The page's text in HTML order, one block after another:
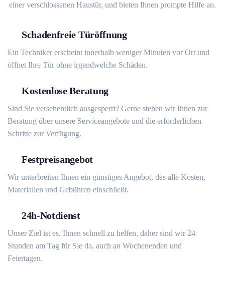
einer verschlossenen Haustür, und bieten Ihnen prompte Hilfe an.
Schadenfreie Türöffnung
Ein Techniker erscheint innerhalb weniger Minuten vor Ort und
öffnet Ihre Tür ohne irgendwelche Schäden.
Kostenlose Beratung
Sind Sie versehentlich ausgesperrt? Gerne stehen wir Ihnen zur
Beratung über unsere Serviceangebote und die erforderlichen
Schritte zur Verfügung.
Festpreisangebot
Wir unterbreiten Ihnen ein günstiges Angebot, das alle Kosten,
Materialien und Gebühren einschließt.
24h-Notdienst
Unser Ziel ist es, Ihnen schnell zu helfen, daher sind wir 24
Stunden am Tag für Sie da, auch an Wochenenden und
Feiertagen.